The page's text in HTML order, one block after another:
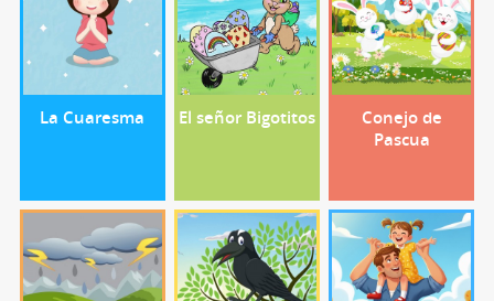
La Cuaresma El señor Bigotitos
Conejo de
Pascua